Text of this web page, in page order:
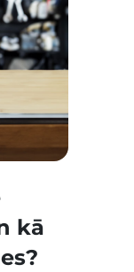
kā